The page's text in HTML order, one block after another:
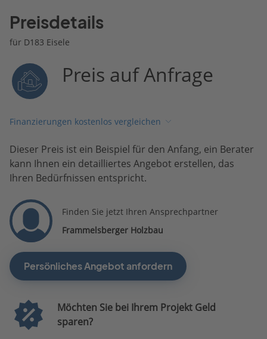
Preisdetails
für D183 Eisele
Preis auf Anfrage
Finanzierungen kostenlos vergleichen
Dieser Preis ist ein Beispiel für den Anfang, ein Berater
kann Ihnen ein detailliertes Angebot erstellen, das
Ihren Bedürfnissen entspricht.
Finden Sie jetzt Ihren Ansprechpartner
Frammelsberger Holzbau
Persönliches Angebot anfordern
Möchten Sie bei Ihrem Projekt Geld
sparen?